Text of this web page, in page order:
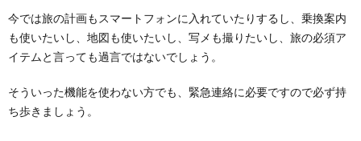
今では旅の計画もスマートフォンに入れていたりするし、乗換案内
も使いたいし、地図も使いたいし、写メも撮りたいし、旅の必須ア
イテムと言っても過言ではないでしょう。
そういった機能を使わない方でも、緊急連絡に必要ですので必ず持
ち歩きましょう。